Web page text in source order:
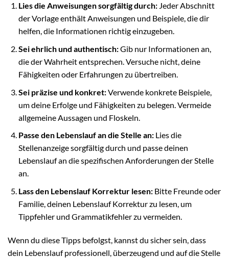
Lies die Anweisungen sorgfältig durch:Jeder Abschnitt
der Vorlage enthält Anweisungen und Beispiele, die dir
helfen, die Informationen richtig einzugeben.
Sei ehrlich und authentisch:Gib nur Informationen an,
die der Wahrheit entsprechen. Versuche nicht, deine
Fähigkeiten oder Erfahrungen zu übertreiben.
Sei präzise und konkret:Verwende konkrete Beispiele,
um deine Erfolge und Fähigkeiten zu belegen. Vermeide
allgemeine Aussagen und Floskeln.
Passe den Lebenslauf an die Stelle an:Lies die
Stellenanzeige sorgfältig durch und passe deinen
Lebenslauf an die spezifischen Anforderungen der Stelle
an.
Lass den Lebenslauf Korrektur lesen:Bitte Freunde oder
Familie, deinen Lebenslauf Korrektur zu lesen, um
Tippfehler und Grammatikfehler zu vermeiden.
Wenn du diese Tipps befolgst, kannst du sicher sein, dass
dein Lebenslauf professionell, überzeugend und auf die Stelle